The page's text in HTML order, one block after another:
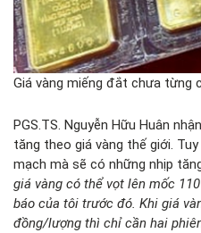
Giá vàng miếng đắt chưa từng
PGS.TS. Nguyễn Hữu Huân
tăng theo giá vàng thế giới.
mạch mà sẽ có những nhịp
giá vàng có thể vọt lên mốc
báo của tôi trước đó. Khi giá
đồng/lượng thì chỉ cần hai